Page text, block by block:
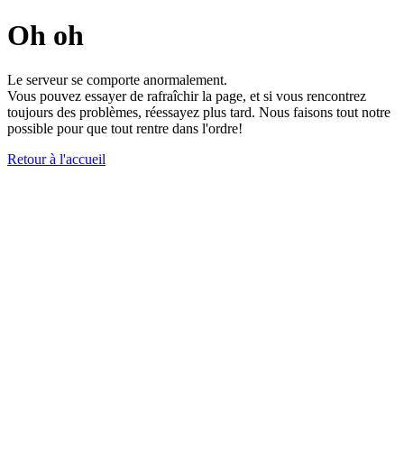
Oh oh
Le serveur se comporte anormalement.
Vous pouvez essayer de rafraîchir la page, et si vous rencontrez
toujours des problèmes, réessayez plus tard. Nous faisons tout notre
possible pour que tout rentre dans l'ordre!
Retour à l'accueil